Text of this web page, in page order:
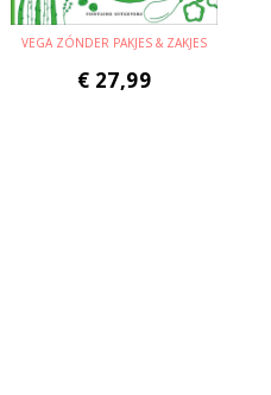
VEGA ZÓNDER PAKJES & ZAKJES
€ 27,99